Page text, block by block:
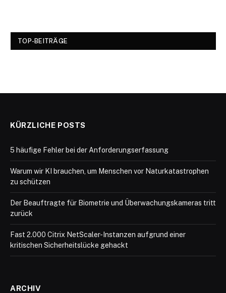
TOP-BEITRÄGE
KÜRZLICHE POSTS
5 häufige Fehler bei der Anforderungserfassung
Warum wir KI brauchen, um Menschen vor Naturkatastrophen
zu schützen
Der Beauftragte für Biometrie und Überwachungskameras tritt
zurück
Fast 2.000 Citrix NetScaler-Instanzen aufgrund einer
kritischen Sicherheitslücke gehackt
ARCHIV